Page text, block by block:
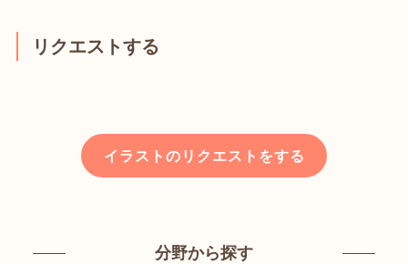
リクエストする
イラストのリクエストをする
分野から探す